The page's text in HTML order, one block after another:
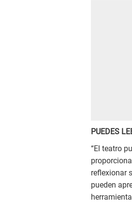
PUEDES
“El teatro
reflexionar
pueden